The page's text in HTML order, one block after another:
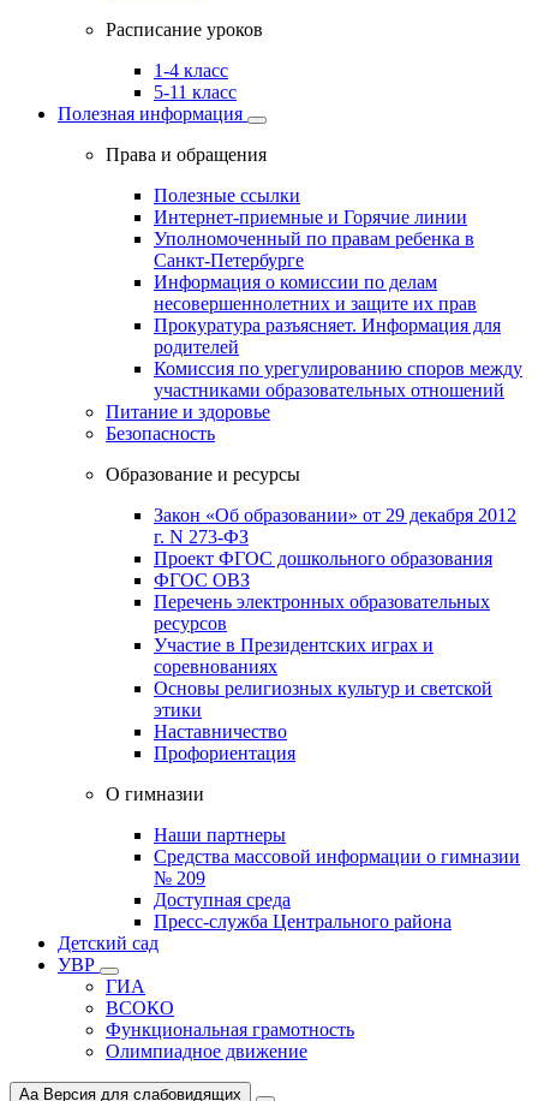
Расписание уроков
1-4 класс
5-11 класс
Полезная информация
Права и обращения
Полезные ссылки
Интернет-приемные и Горячие линии
Уполномоченный по правам ребенка в
Санкт-Петербурге
Информация о комиссии по делам
несовершеннолетних и защите их прав
Прокуратура разъясняет. Информация для
родителей
Комиссия по урегулированию споров между
участниками образовательных отношений
Питание и здоровье
Безопасность
Образование и ресурсы
Закон «Об образовании» от 29 декабря 2012
г. N 273-ФЗ
Проект ФГОС дошкольного образования
ФГОС ОВЗ
Перечень электронных образовательных
ресурсов
Участие в Президентских играх и
соревнованиях
Основы религиозных культур и светской
этики
Наставничество
Профориентация
О гимназии
Наши партнеры
Средства массовой информации о гимназии
№ 209
Доступная среда
Пресс-служба Центрального района
Детский сад
УВР
ГИА
ВСОКО
Функциональная грамотность
Олимпиадное движение
Aa Версия для слабовидящих